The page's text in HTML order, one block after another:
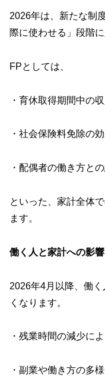
2026年は、新たな制
際に使わせる」段階に
FPとしては、
・育休取得期間中の
・社会保険料免除の
・配偶者の働き方と
といった、家計全体
ます。
働く人と家計への影
2026年4月以降、働
くなります。
・残業時間の減少に
・副業や働き方の多